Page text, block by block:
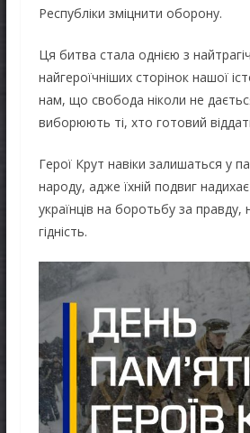
Республіки зміцнити оборону.
Ця битва стала однією з
найгероїчніших сторінок нашої
нам, що свобода ніколи не
виборюють ті, хто готовий
Герої Крут навіки залишаться у
народу, адже їхній подвиг
українців на боротьбу за правду,
гідність.